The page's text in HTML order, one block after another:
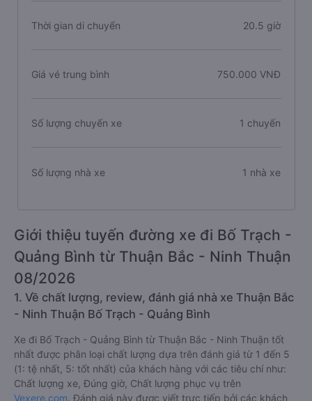
Thời gian di chuyển 20.5 giờ
Giá vé trung bình 750.000 VNĐ
Số lượng chuyến xe 1 chuyến
Số lượng nhà xe 1 nhà xe
Giới thiệu tuyến đường xe đi Bố Trạch -
Quảng Bình từ Thuận Bắc - Ninh Thuận
08/2026
1. Về chất lượng, review, đánh giá nhà xe Thuận Bắc
- Ninh Thuận Bố Trạch - Quảng Bình
Xe đi Bố Trạch - Quảng Bình từ Thuận Bắc - Ninh Thuận tốt
nhất được phân loại chất lượng dựa trên đánh giá từ 1 đến 5
(1: tệ nhất, 5: tốt nhất) của khách hàng với các tiêu chí như:
Chất lượng xe, Đúng giờ, Chất lượng phục vụ trên
Vexere.com. Đánh giá này được viết trực tiếp bởi các khách